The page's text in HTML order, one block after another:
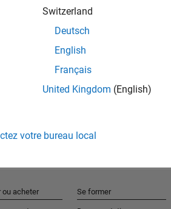
Switzerland
Deutsch
English
Français
United Kingdom (English)
votre bureau local
ou acheter Se former